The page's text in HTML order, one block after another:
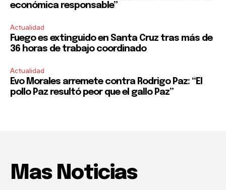
económica responsable”
Actualidad
Fuego es extinguido en Santa Cruz tras más de
36 horas de trabajo coordinado
Actualidad
Evo Morales arremete contra Rodrigo Paz: “El
pollo Paz resultó peor que el gallo Paz”
Mas Noticias